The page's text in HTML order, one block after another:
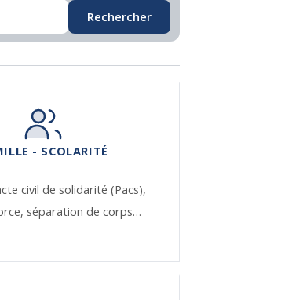
Rechercher
- SCOLARITÉ
civil de solidarité (Pacs),
séparation de corps…